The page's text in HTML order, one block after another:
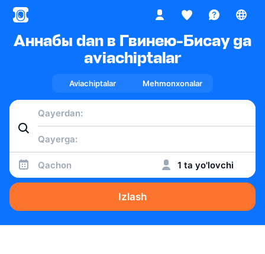
Аннабы dan в Гвинею-Бисау ga
aviachiptalar
Aviachiptalar Mehmonxonalar
Qachon 1 ta yo'lovchi
Izlash